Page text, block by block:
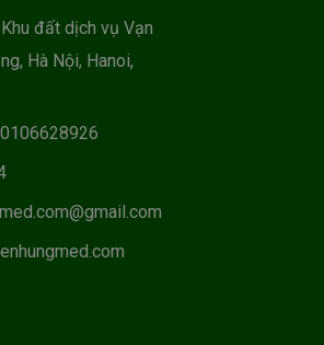
đất dịch vụ Vạn
Hà Nội, Hanoi,